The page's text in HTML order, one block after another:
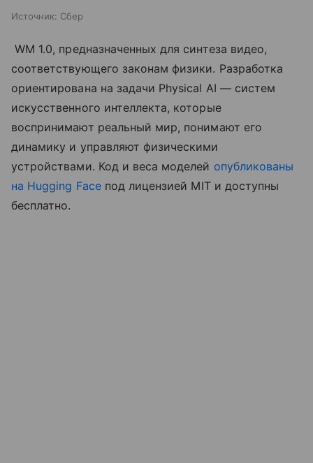
Источник: Сбер
WM 1.0, предназначенных для синтеза видео,
соответствующего законам физики. Разработка
ориентирована на задачи Physical AI — систем
искусственного интеллекта, которые
воспринимают реальный мир, понимают его
динамику и управляют физическими
устройствами. Код и веса моделей опубликованы
на Hugging Faceпод лицензией MIT и доступны
бесплатно.